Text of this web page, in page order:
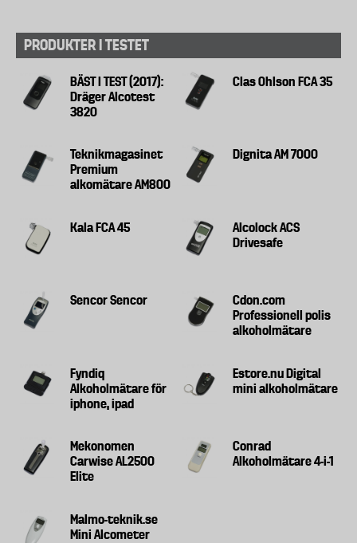
PRODUKTER I TESTET
BÄST I TEST (2017):
Dräger Alcotest
3820
Clas Ohlson FCA 35
Teknikmagasinet
Premium
alkomätare AM800
Dignita AM 7000
Kala FCA 45
Alcolock ACS
Drivesafe
Sencor Sencor
Cdon.com
Professionell polis
alkoholmätare
Fyndiq
Alkoholmätare för
iphone, ipad
Estore.nu Digital
mini alkoholmätare
Mekonomen
Carwise AL2500
Elite
Conrad
Alkoholmätare 4-i-1
Malmo-teknik.se
Mini Alcometer